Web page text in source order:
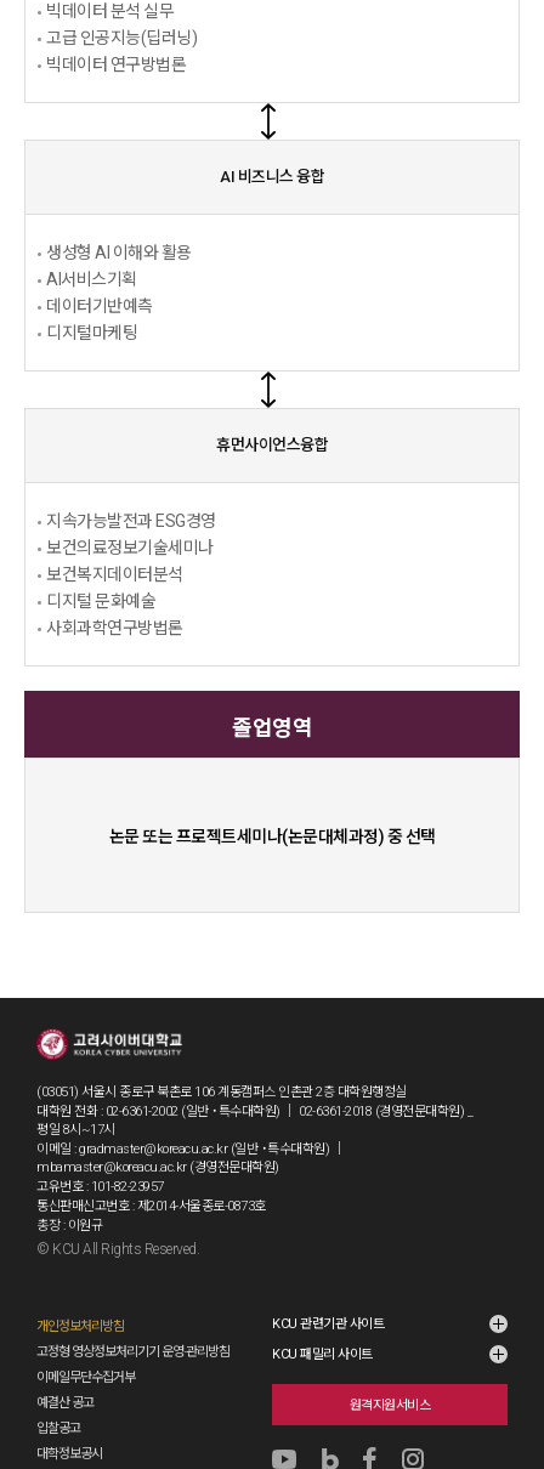
빅데이터 분석 실무
고급 인공지능(딥러닝)
빅데이터 연구방법론
AI 비즈니스 융합
생성형 AI 이해와 활용
AI서비스기획
데이터기반예측
디지털마케팅
휴먼사이언스융합
지속가능발전과 ESG경영
보건의료정보기술세미나
보건복지데이터분석
디지털 문화예술
사회과학연구방법론
졸업영역
논문 또는 프로젝트세미나(논문대체과정) 중 선택
(03051) 서울시 종로구 북촌로 106 계동캠퍼스 인촌관 2층 대학원행정실
대학원 전화 : 02-6361-2002 (일반 ˙특수대학원) ｜ 02-6361-2018 (경영전문대학원) _
평일 8시~17시
이메일 : gradmaster@koreacu.ac.kr (일반 ˙특수대학원) ｜
mbamaster@koreacu.ac.kr (경영전문대학원)
고유번호 : 101-82-23957
통신판매신고번호 : 제2014-서울종로-0873호
총장 : 이원규
© KCU All Rights Reserved.
개인정보처리방침
고정형 영상정보처리기기 운영·관리방침
이메일무단수집거부
예결산 공고
입찰공고
대학정보공시
KCU 관련기관 사이트
KCU 패밀리 사이트
원격지원서비스